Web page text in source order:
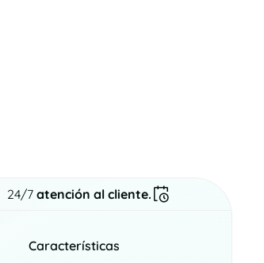
24/7 atención al cliente.
Características